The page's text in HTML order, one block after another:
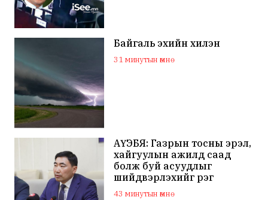
Байгаль эхийн хилэн
31 минутын өмнө
АҮЭБЯ: Газрын тосны эрэл,
хайгуулын ажилд саад
болж буй асуудлыг
шийдвэрлэхийг үүрэг
болголоо
43 минутын өмнө